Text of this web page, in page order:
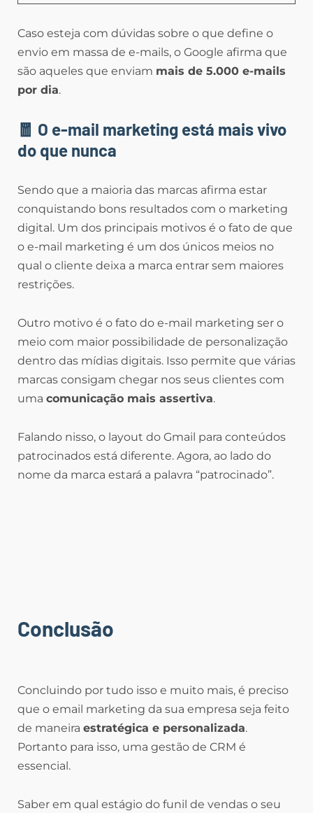
Caso esteja com dúvidas sobre o que define o
envio em massa de e-mails, o Google afirma que
são aqueles que enviam mais de 5.000 e-mails
por dia.
🧧 O e-mail marketing está mais vivo
do que nunca
Sendo que a maioria das marcas afirma estar
conquistando bons resultados com o marketing
digital. Um dos principais motivos é o fato de que
o e-mail marketing é um dos únicos meios no
qual o cliente deixa a marca entrar sem maiores
restrições.
Outro motivo é o fato do e-mail marketing ser o
meio com maior possibilidade de personalização
dentro das mídias digitais. Isso permite que várias
marcas consigam chegar nos seus clientes com
uma comunicação mais assertiva.
Falando nisso, o layout do Gmail para conteúdos
patrocinados está diferente. Agora, ao lado do
nome da marca estará a palavra “patrocinado”.
Conclusão
Concluindo por tudo isso e muito mais, é preciso
que o email marketing da sua empresa seja feito
de maneira estratégica e personalizada.
Portanto para isso, uma gestão de CRM é
essencial.
Saber em qual estágio do funil de vendas o seu